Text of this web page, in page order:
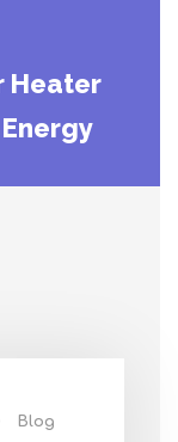
Heater
Blog